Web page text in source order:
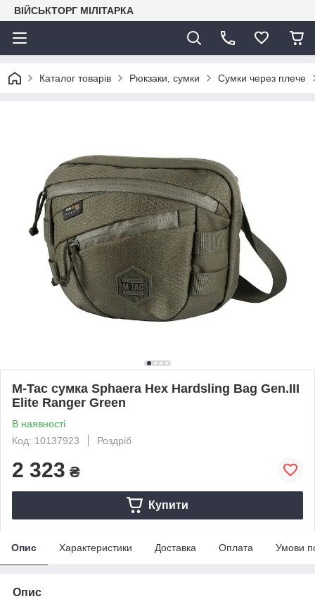
ВІЙСЬКТОРГ МІЛІТАРКА
Каталог товарів Рюкзаки, сумки Сумки через плече
M-Tac сумка Sphaera Hex Hardsling Bag Gen.III
Elite Ranger Green
В наявності
Код: 10137923
Роздріб
2 323 ₴
Купити
Опис Характеристики Доставка Оплата Умови
Опис